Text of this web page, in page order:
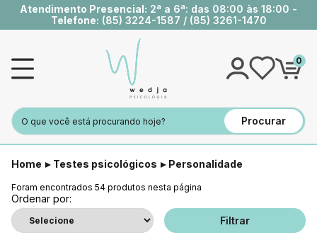
Atendimento Presencial: 2ª a 6ª: das 08:00 às 18:00 -
Telefone: (85) 3224-1587 / (85) 3261-1470
Procurar
0
Home Testes psicológicos Personalidade
Foram encontrados 54 produtos nesta página
Ordenar por:
Filtrar